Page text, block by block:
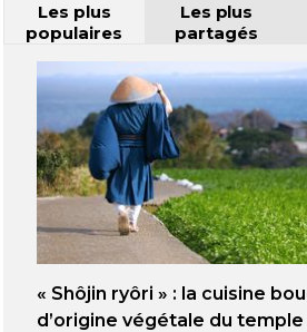
Les plus
populaires
Les plus
partagés
« Shôjin ryôri » : la cuisine
d’origine végétale du temple